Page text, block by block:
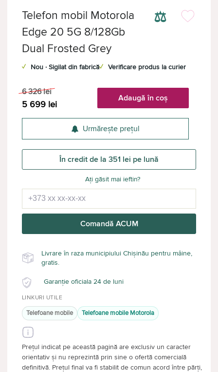
⚖
Telefon mobil Motorola
Edge 20 5G 8/128Gb
Dual Frosted Grey
✓ Nou · Sigilat din fabrică✓ Verificare produs la curier
6 326 lei
5 699 lei
Adaugă în coș
Urmărește prețul
În credit de la 351 lei pe lună
Ați găsit mai ieftin?
Comandă ACUM
Livrare în raza municipiului Chișinău pentru mâine,
gratis.
Garanție oficiala 24 de luni
LINKURI UTILE
Telefoane mobile Telefoane mobile Motorola
Prețul indicat pe această pagină are exclusiv un caracter
orientativ și nu reprezintă prin sine o ofertă comercială
definitivă. Prețul final va fi stabilit de comun acord între părți,